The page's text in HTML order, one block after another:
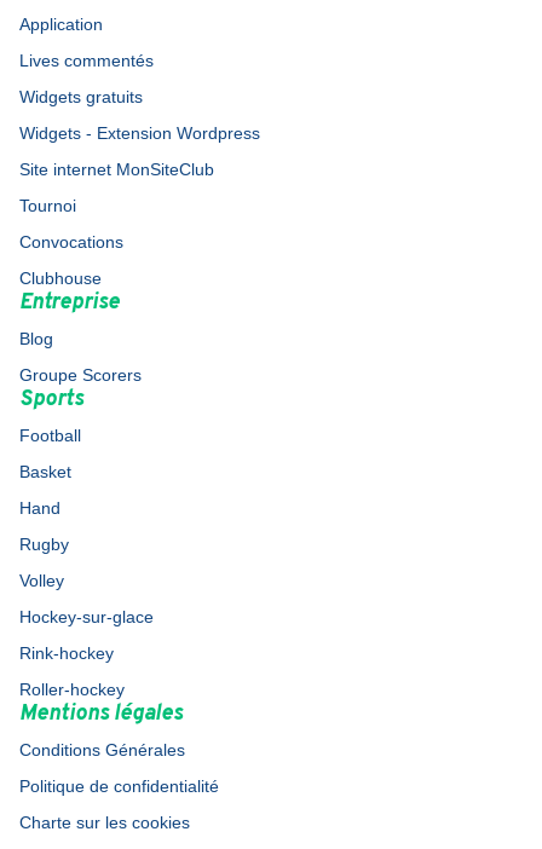
Application
Lives commentés
Widgets gratuits
Widgets - Extension Wordpress
Site internet MonSiteClub
Tournoi
Convocations
Clubhouse
Entreprise
Blog
Groupe Scorers
Sports
Football
Basket
Hand
Rugby
Volley
Hockey-sur-glace
Rink-hockey
Roller-hockey
Mentions légales
Conditions Générales
Politique de confidentialité
Charte sur les cookies